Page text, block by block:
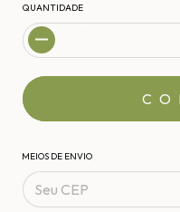
QUANTIDADE
MEIOS DE ENVIO